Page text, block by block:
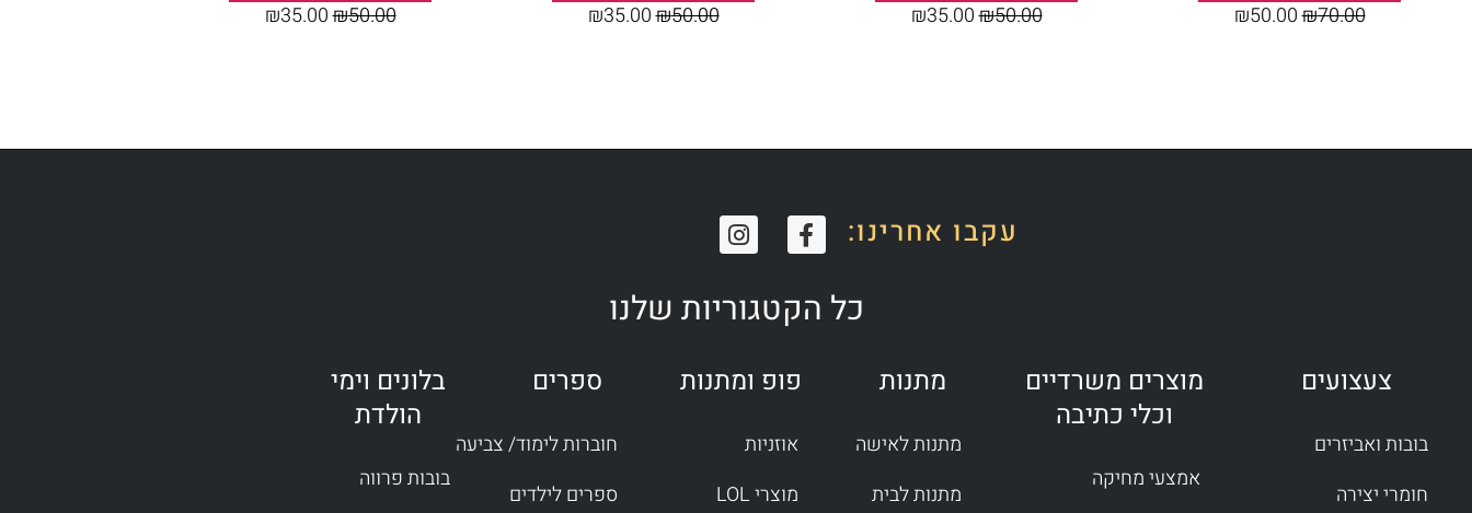
₪70.00
₪50.00
₪50.00
₪35.00
₪50.00
₪35.00
₪50.00
₪35.00
עקבו אחרינו:
F
a
e
b
o
k
I
n
t
a
r
a
כל הקטגוריות שלנו
צעצועים
בובות ואביזרים
חומרי יצירה
מוצרים משרדיים
וכלי כתיבה
אמצעי מחיקה
מתנות
מתנות לאישה
מתנות לבית
פופ ומתנות
אוזניות
מוצרי LOL
ספרים
חוברות לימוד/ צביעה
ספרים לילדים
בלונים וימי
הולדת
בובות פרווה